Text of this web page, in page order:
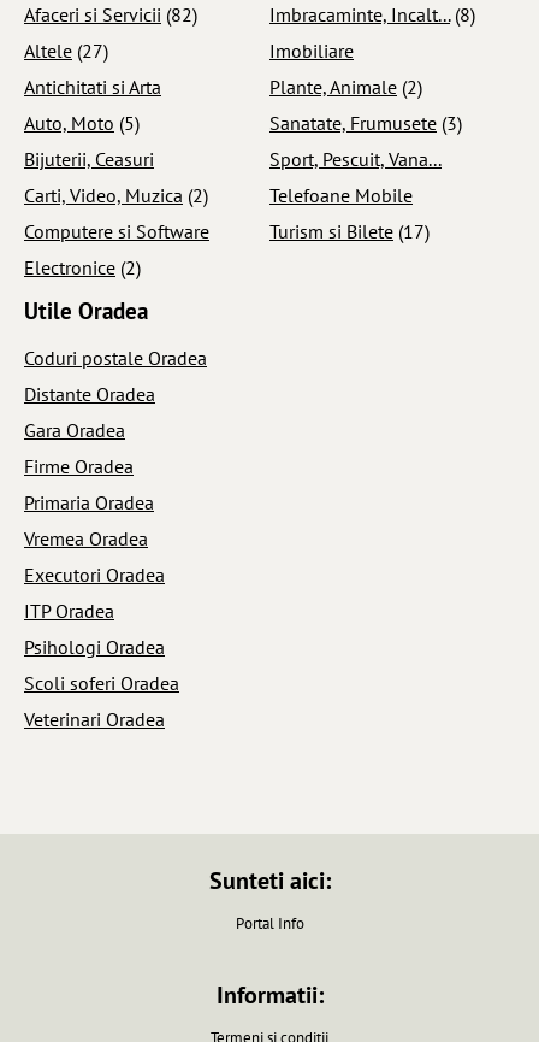
Afaceri si Servicii (82)
Altele (27)
Antichitati si Arta
Auto, Moto (5)
Bijuterii, Ceasuri
Carti, Video, Muzica (2)
Computere si Software
Electronice (2)
Imbracaminte, Incalt... (8)
Imobiliare
Plante, Animale (2)
Sanatate, Frumusete (3)
Sport, Pescuit, Vana...
Telefoane Mobile
Turism si Bilete (17)
Utile Oradea
Coduri postale Oradea
Distante Oradea
Gara Oradea
Firme Oradea
Primaria Oradea
Vremea Oradea
Executori Oradea
ITP Oradea
Psihologi Oradea
Scoli soferi Oradea
Veterinari Oradea
Sunteti aici:
Portal Info
Informatii:
Termeni si conditii